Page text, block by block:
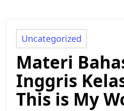
Uncategorized
Materi
Inggris
This is My